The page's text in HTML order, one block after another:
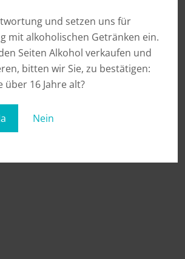
und setzen uns für
mit alkoholischen Getränken ein.
Seiten Alkohol verkaufen und
bitten wir Sie, zu bestätigen:
über 16 Jahre alt?
Nein
0,75 Liter
Steine Riesling dry
14,50